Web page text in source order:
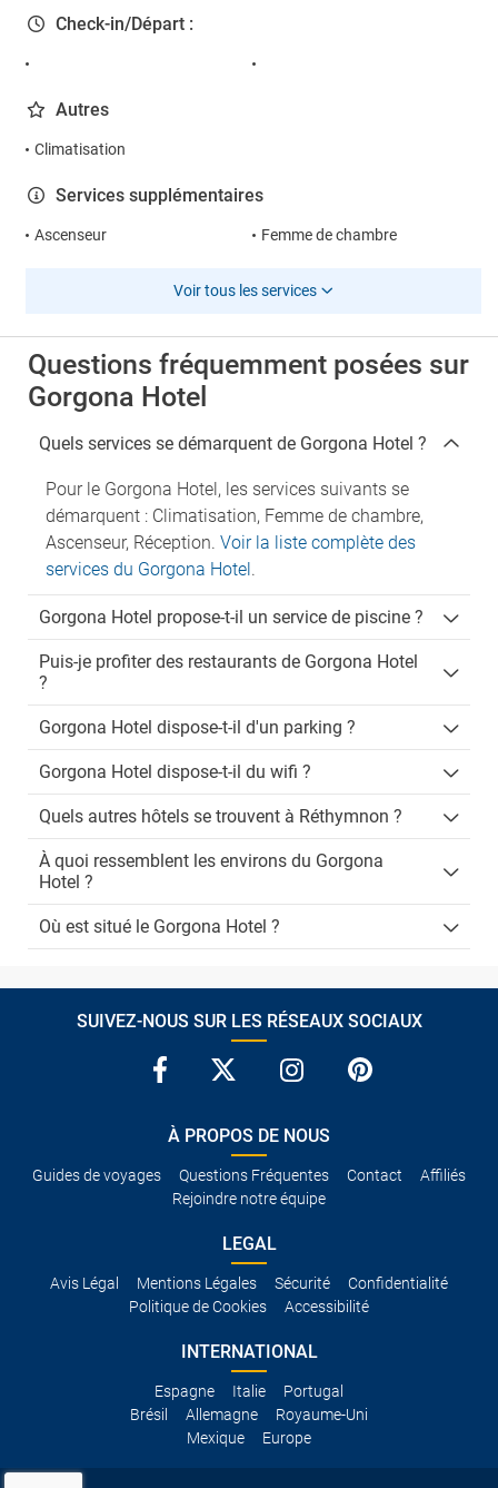
Check-in/Départ :
Autres
Climatisation
Services supplémentaires
Ascenseur Femme de chambre
Voir tous les services
Questions fréquemment posées sur
Gorgona Hotel
Quels services se démarquent de Gorgona Hotel ?
Pour le Gorgona Hotel, les services suivants se
démarquent : Climatisation, Femme de chambre,
Ascenseur, Réception. Voir la liste complète des
services du Gorgona Hotel.
Gorgona Hotel propose-t-il un service de piscine ?
Puis-je profiter des restaurants de Gorgona Hotel
?
Gorgona Hotel dispose-t-il d'un parking ?
Gorgona Hotel dispose-t-il du wifi ?
Quels autres hôtels se trouvent à Réthymnon ?
À quoi ressemblent les environs du Gorgona
Hotel ?
Où est situé le Gorgona Hotel ?
SUIVEZ-NOUS SUR LES RÉSEAUX SOCIAUX
À PROPOS DE NOUS
Guides de voyages Questions Fréquentes Contact
Affiliés
Rejoindre notre équipe
LEGAL
Avis Légal Mentions Légales Sécurité
Confidentialité
Politique de Cookies
Accessibilité
INTERNATIONAL
Espagne Italie
Portugal
Brésil
Allemagne
Royaume-Uni
Mexique
Europe